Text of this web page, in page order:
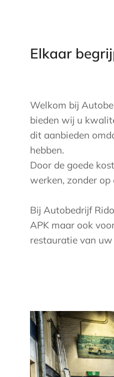
Elkaar
Welkom bij
bieden wij u
dit aanbieden
hebben.
Door de goede
werken, zonder
Bij Autobedrijf
APK maar ook
restauratie van